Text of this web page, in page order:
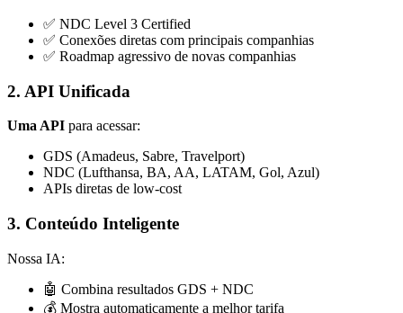
✅ NDC Level 3 Certified
✅ Conexões diretas com principais companhias
✅ Roadmap agressivo de novas companhias
2. API Unificada
Uma API para acessar:
GDS (Amadeus, Sabre, Travelport)
NDC (Lufthansa, BA, AA, LATAM, Gol, Azul)
APIs diretas de low-cost
3. Conteúdo Inteligente
Nossa IA:
🤖 Combina resultados GDS + NDC
💰 Mostra automaticamente a melhor tarifa